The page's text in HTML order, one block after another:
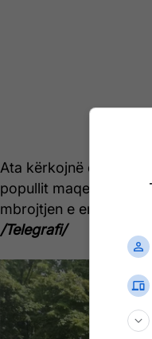
Ata kërkojnë që të
popullit maqedonas
mbrojtjen e emrit,
/Telegrafi/